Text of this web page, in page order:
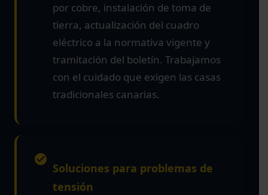
por cobre, instalación de toma de
tierra, actualización del cuadro
eléctrico a la normativa vigente y
tramitación del boletín. Trabajamos
con el cuidado que exigen las casas
tradicionales canarias.
Soluciones para problemas de
tensión